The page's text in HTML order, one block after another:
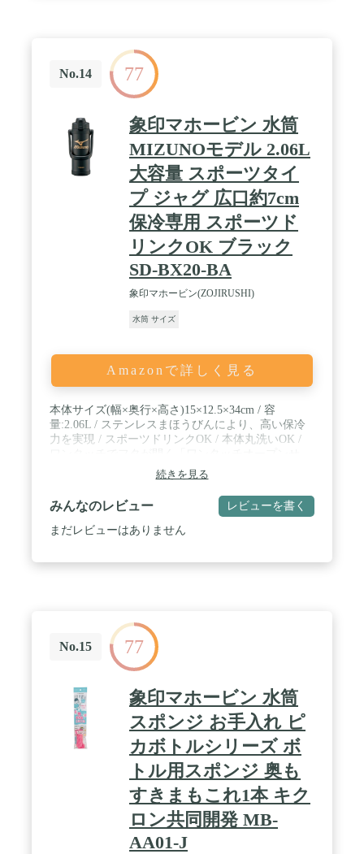
No.14 77
象印マホービン 水筒
MIZUNOモデル 2.06L
大容量 スポーツタイ
プ ジャグ 広口約7cm
保冷専用 スポーツド
リンクOK ブラック
SD-BX20-BA
象印マホービン(ZOJIRUSHI)
水筒 サイズ
Amazonで詳しく見る
本体サイズ(幅×奥行×高さ)15×12.5×34cm / 容
量:2.06L / ステンレスまほうびんにより、高い保冷
力を実現 / スポーツドリンクOK / 本体丸洗いOK /
ん」 / 汚れがつきにくくニオイが残りにくい「内面
続きを見る
みんなのレビュー レビューを書く
まだレビューはありません
No.15 77
象印マホービン 水筒
スポンジ お手入れ ピ
カボトルシリーズ ボ
トル用スポンジ 奥も
すきまもこれ1本 キク
ロン共同開発 MB-
AA01-J